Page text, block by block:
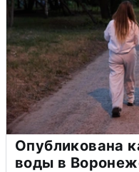
Опубликована
воды в